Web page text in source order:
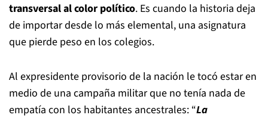
transversal al color político. Es cuando la historia deja
de importar desde lo más elemental, una asignatura
que pierde peso en los colegios.
Al expresidente provisorio de la nación le tocó estar en
medio de una campaña militar que no tenía nada de
empatía con los habitantes ancestrales: “La